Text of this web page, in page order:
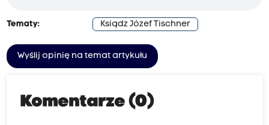
Tematy: Ksiądz Józef Tischner
Wyślij opinię na temat artykułu
Komentarze (0)